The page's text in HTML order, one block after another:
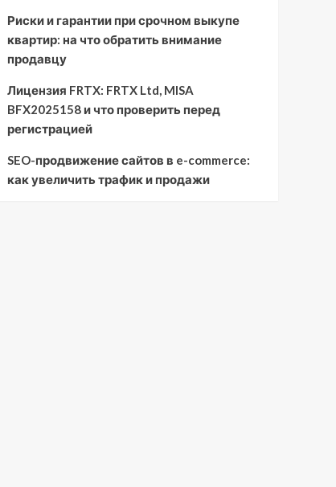
Риски и гарантии при срочном выкупе
квартир: на что обратить внимание
продавцу
Лицензия FRTX: FRTX Ltd, MISA
BFX2025158 и что проверить перед
регистрацией
SEO-продвижение сайтов в e-commerce:
как увеличить трафик и продажи